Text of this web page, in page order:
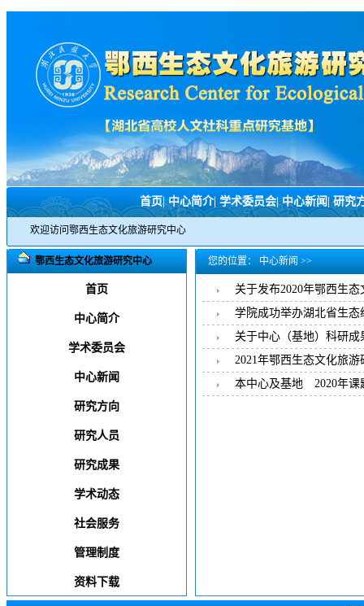
首页| 中心简介| 学术委员会| 中心新闻 研究
欢迎访问鄂西生态文化旅游研究中心
鄂西生态文化旅游研究中心
首页
中心简介
学术委员会
中心新闻
研究方向
研究人员
研究成果
学术动态
社会服务
管理制度
资料下载
您的位置：中心新闻>>
关于发布2020年鄂西生
学院成功举办湖北省生态
关于中心（基地）科研成
2021年鄂西生态文化旅
本中心及基地 2020年课